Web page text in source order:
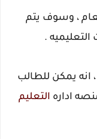
، وسوف يتم
.
، انه يمكن للطالب
اداره التعليم